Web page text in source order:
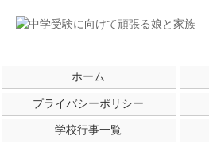
ホーム
プライバシーポリシー
学校行事一覧